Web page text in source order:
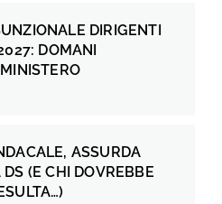
DIRIGENTI
DOMANI
ASSURDA
(E CHI DOVREBBE